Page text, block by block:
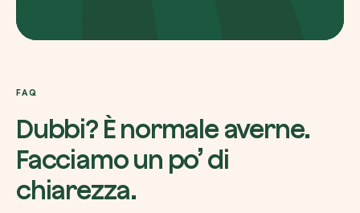
FAQ
Dubbi? È normale averne.
Facciamo un po’ di
chiarezza.